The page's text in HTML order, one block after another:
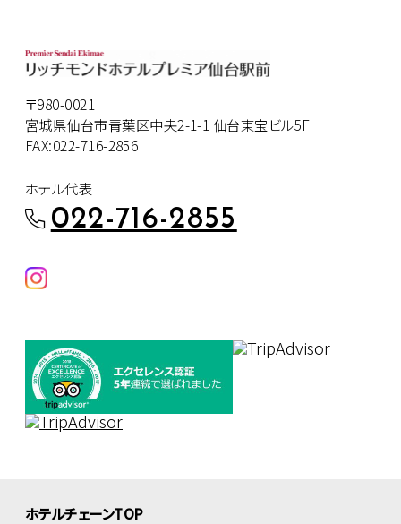
〒980-0021
宮城県仙台市青葉区中央2-1-1 仙台東宝ビル5F
FAX:022-716-2856
ホテル代表
022-716-2855
ホテルチェーンTOP